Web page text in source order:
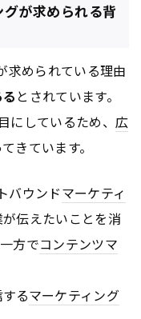
が求められる背
求められている理由
とされています。
にしているため、 広
きています。
バウンドマーケティ
伝えたいことを消
方でコンテンツマ
るマーケティング